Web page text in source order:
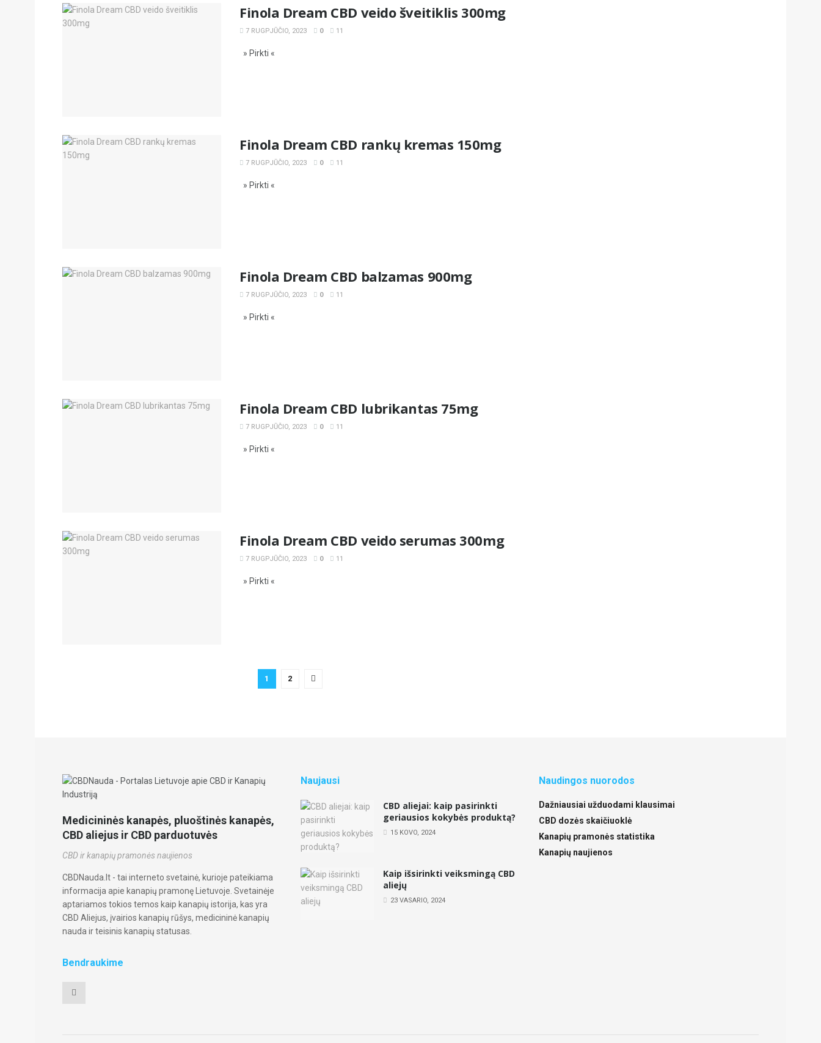
Finola Dream CBD veido šveitiklis 300mg
7 RUGPJŪČIO, 2023 0 11
» Pirkti «
Finola Dream CBD rankų kremas 150mg
7 RUGPJŪČIO, 2023 0 11
» Pirkti «
Finola Dream CBD balzamas 900mg
7 RUGPJŪČIO, 2023 0 11
» Pirkti «
Finola Dream CBD lubrikantas 75mg
7 RUGPJŪČIO, 2023 0 11
» Pirkti «
Finola Dream CBD veido serumas 300mg
7 RUGPJŪČIO, 2023 0 11
» Pirkti «
1 2
Medicininės kanapės, pluoštinės kanapės,
CBD aliejus ir CBD parduotuvės
CBD ir kanapių pramonės naujienos
CBDNauda.lt - tai interneto svetainė, kurioje pateikiama
informacija apie kanapių pramonę Lietuvoje. Svetainėje
aptariamos tokios temos kaip kanapių istorija, kas yra
CBD Aliejus, įvairios kanapių rūšys, medicininė kanapių
nauda ir teisinis kanapių statusas.
Bendraukime
Naujausi
CBD aliejai: kaip pasirinkti
geriausios kokybės produktą?
15 KOVO, 2024
Kaip išsirinkti veiksmingą CBD
aliejų
23 VASARIO, 2024
Naudingos nuorodos
Dažniausiai užduodami klausimai
CBD dozės skaičiuoklė
Kanapių pramonės statistika
Kanapių naujienos